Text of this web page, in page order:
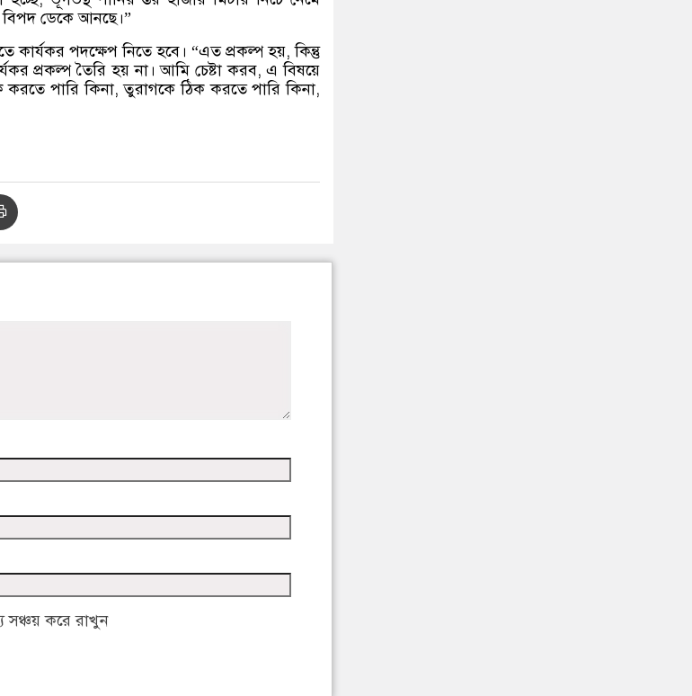
বিপদ ডেকে আনছে।”
কার্যকর পদক্ষেপ নিতে হবে। “এত প্রকল্প হয়,কিন্তু
প্রকল্প তৈরি হয় না। আমি চেষ্টা করব,এ বিষয়ে
পারি কিনা,তুরাগকে ঠিক করতে পারি কিনা,
সঞ্চয় করে রাখুন